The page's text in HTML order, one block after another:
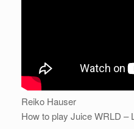
Reiko Hauser
How to play Juice WRLD –